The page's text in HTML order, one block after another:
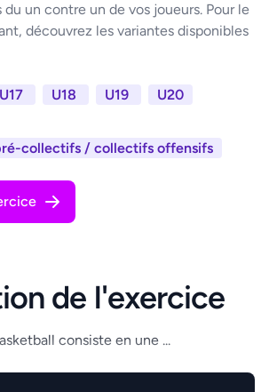
du un contre un de vos joueurs. Pour le
découvrez les variantes disponibles
U17 U18 U19
U20
collectifs / collectifs offensifs
de l'exercice
consiste en une ...